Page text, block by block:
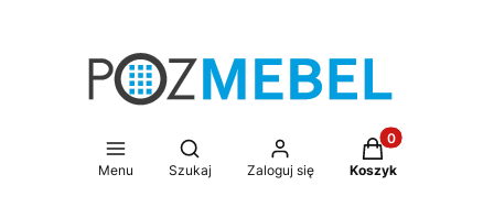
Menu
Otwórz wyszukiwarkę
Szukaj Zaloguj się
Produkty w
Koszyk